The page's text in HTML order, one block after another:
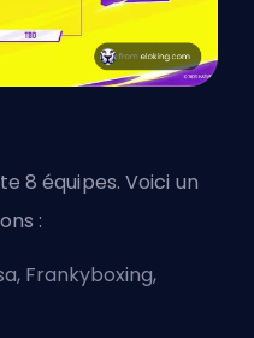
8 équipes. Voici un
:
Frankyboxing,